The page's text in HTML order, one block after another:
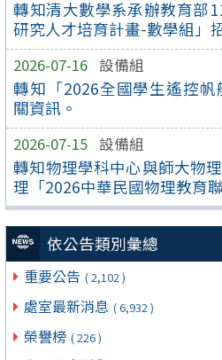
轉知清大數學系承辦教育部
研究人才培育計畫-數學組」
2026-07-16 設備組
轉知「2026全國學生遙控帆
關資訊。
2026-07-15 設備組
轉知物理學科中心與師大物
理「2026中華民國物理教育
依公告類別彙總
重要公告 ( 2,102 )
處室最新消息 ( 6,932 )
榮譽榜 ( 226 )